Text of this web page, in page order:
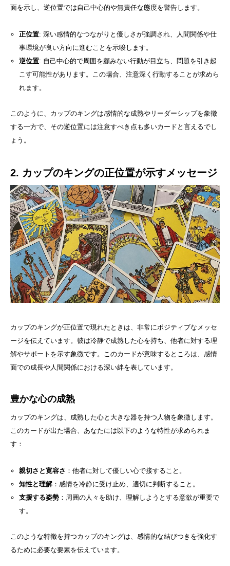
面を示し、逆位置では自己中心的や無責任な態度を警告します。
正位置: 深い感情的なつながりと優しさが強調され、人間関係や仕
事環境が良い方向に進むことを示唆します。
逆位置: 自己中心的で周囲を顧みない行動が目立ち、問題を引き起
こす可能性があります。この場合、注意深く行動することが求めら
れます。
このように、カップのキングは感情的な成熟やリーダーシップを象徴
する一方で、その逆位置には注意すべき点も多いカードと言えるでし
ょう。
2. カップのキングの正位置が示すメッセージ
カップのキングが正位置で現れたときは、非常にポジティブなメッセ
ージを伝えています。彼は冷静で成熟した心を持ち、他者に対する理
解やサポートを示す象徴です。このカードが意味するところは、感情
面での成長や人間関係における深い絆を表しています。
豊かな心の成熟
カップのキングは、成熟した心と大きな器を持つ人物を象徴します。
このカードが出た場合、あなたには以下のような特性が求められま
す：
親切さと寛容さ ：他者に対して優しい心で接すること。
知性と理解：感情を冷静に受け止め、適切に判断すること。
支援する姿勢：周囲の人々を助け、理解しようとする意欲が重要で
す。
このような特徴を持つカップのキングは、感情的な結びつきを強化す
るために必要な要素を伝えています。